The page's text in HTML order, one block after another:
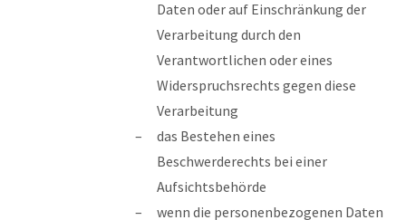
Daten oder auf Einschränkung der
Verarbeitung durch den
Verantwortlichen oder eines
Widerspruchsrechts gegen diese
Verarbeitung
das Bestehen eines
Beschwerderechts bei einer
Aufsichtsbehörde
wenn die personenbezogenen Daten